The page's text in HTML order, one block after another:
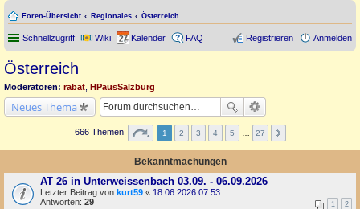
Foren-Übersicht Regionales Österreich
Schnellzugriff Wiki Kalender FAQ Anmelden
Registrieren
Österreich
Moderatoren: rabat HPausSalzburg
Neues Thema
666 Themen 1 2 3 4 5 27
Bekanntmachungen
AT 26 in Unterweissenbach 03.09. - 06.09.2026
Letzter Beitrag von kurt59 « 18.06.2026 07:53
Antworten: 29 1 2